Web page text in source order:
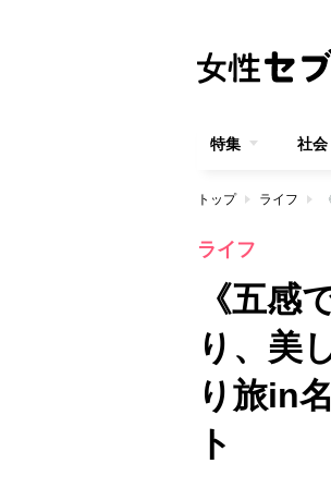
特集 社会
トップ ライフ
ライフ
《五感
り、美
り旅in
ト